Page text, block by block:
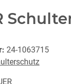
24-1063715